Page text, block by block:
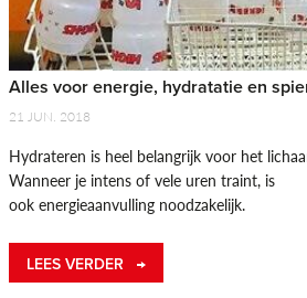
Alles voor energie, hydratatie en
21 JUN. 2018
Hydrateren is heel belangrijk voor het
Wanneer je intens of vele uren traint, is
ook energieaanvulling noodzakelijk.
LEES VERDER